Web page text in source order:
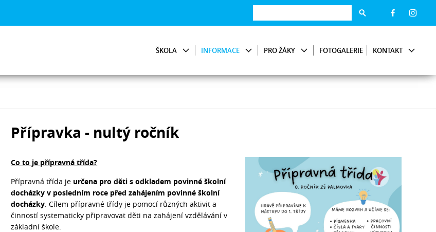
ŠKOLA INFORMACE PRO ŽÁKY FOTOGALERIE KONTAKT
Přípravka - nultý ročník
Co to je přípravná třída?
Přípravná třída je určena pro děti s odkladem povinné školní
docházky v posledním roce před zahájením povinné školní
docházky. Cílem přípravné třídy je pomocí různých aktivit a
činností systematicky připravovat děti na zahájení vzdělávání v
základní škole.